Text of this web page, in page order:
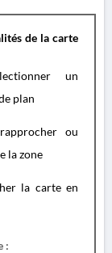
de la carte
un
plan
ou
la zone
la carte en
: